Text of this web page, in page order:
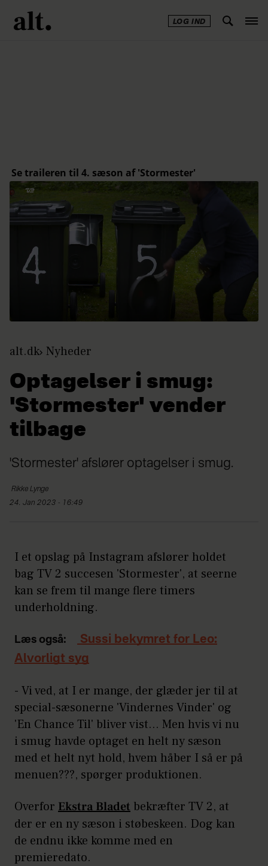
LOG IND
alt.dk Nyheder
Optagelser i smug:
'Stormester' vender
tilbage
'Stormester' afslører optagelser i smug.
Rikke Lynge
24. Jan 2023 - 16:49
I et opslag på Instagram afslører holdet
bag TV 2 succesen 'Stormester', at seerne
kan se frem til mange flere timers
underholdning.
Læs også:
Sussi bekymret for Leo:
Alvorligt syg
- Vi ved, at I er mange, der glæder jer til at
special-sæsonerne 'Vindernes Vinder' og
'En Chance Til' bliver vist... Men hvis vi nu
i smug havde optaget en helt ny sæson
med et helt nyt hold, hvem håber I så er på
menuen???, spørger produktionen.
Overfor Ekstra Bladet bekræfter TV 2, at
der er en ny sæson i støbeskeen. Dog kan
de endnu ikke komme med en
premieredato.